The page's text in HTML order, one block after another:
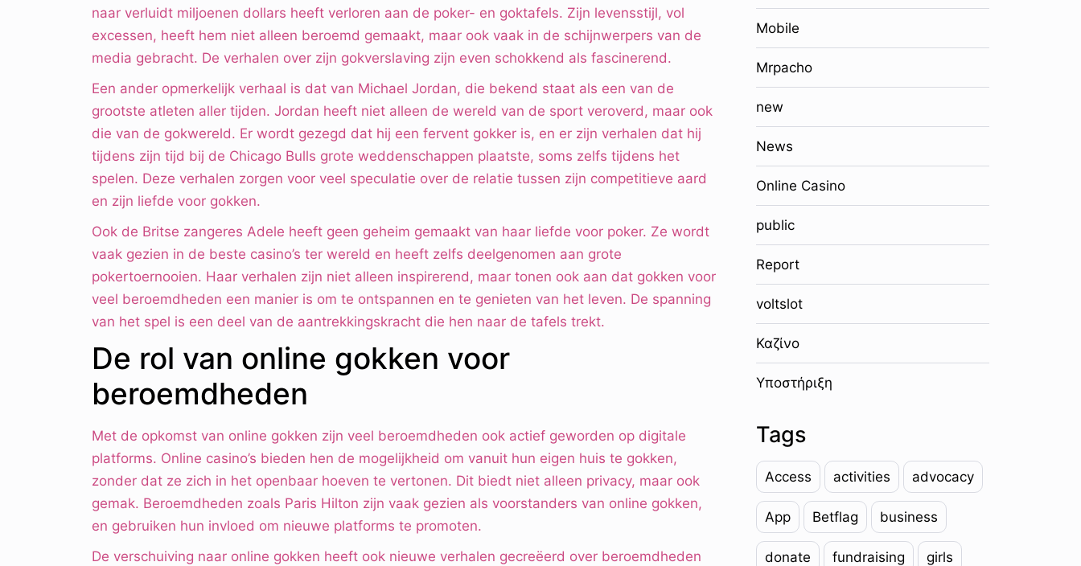
naar verluidt miljoenen dollars heeft verloren aan de poker- en goktafels. Zijn levensstijl, vol
excessen, heeft hem niet alleen beroemd gemaakt, maar ook vaak in de schijnwerpers van de
media gebracht. De verhalen over zijn gokverslaving zijn even schokkend als fascinerend.
Een ander opmerkelijk verhaal is dat van Michael Jordan, die bekend staat als een van de
grootste atleten aller tijden. Jordan heeft niet alleen de wereld van de sport veroverd, maar ook
die van de gokwereld. Er wordt gezegd dat hij een fervent gokker is, en er zijn verhalen dat hij
tijdens zijn tijd bij de Chicago Bulls grote weddenschappen plaatste, soms zelfs tijdens het
spelen. Deze verhalen zorgen voor veel speculatie over de relatie tussen zijn competitieve aard
en zijn liefde voor gokken.
Ook de Britse zangeres Adele heeft geen geheim gemaakt van haar liefde voor poker. Ze wordt
vaak gezien in de beste casino’s ter wereld en heeft zelfs deelgenomen aan grote
pokertoernooien. Haar verhalen zijn niet alleen inspirerend, maar tonen ook aan dat gokken voor
veel beroemdheden een manier is om te ontspannen en te genieten van het leven. De spanning
van het spel is een deel van de aantrekkingskracht die hen naar de tafels trekt.
De rol van online gokken voor
beroemdheden
Met de opkomst van online gokken zijn veel beroemdheden ook actief geworden op digitale
platforms. Online casino’s bieden hen de mogelijkheid om vanuit hun eigen huis te gokken,
zonder dat ze zich in het openbaar hoeven te vertonen. Dit biedt niet alleen privacy, maar ook
gemak. Beroemdheden zoals Paris Hilton zijn vaak gezien als voorstanders van online gokken,
en gebruiken hun invloed om nieuwe platforms te promoten.
De verschuiving naar online gokken heeft ook nieuwe verhalen gecreëerd over beroemdheden
Mobile
Mrpacho
new
News
Online Casino
public
Report
voltslot
Καζίνο
Υποστήριξη
Tags
Access activities advocacy
App Betflag business
donate fundraising girls